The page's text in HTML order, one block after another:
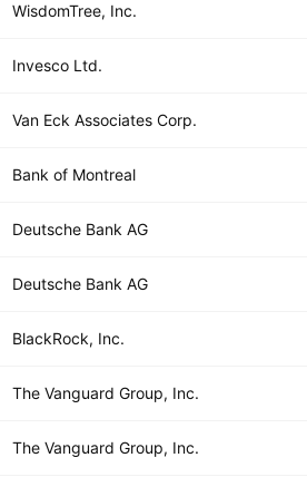
WisdomTree, Inc.
Invesco Ltd.
Van Eck Associates Corp.
Bank of Montreal
Deutsche Bank AG
Deutsche Bank AG
BlackRock, Inc.
The Vanguard Group, Inc.
The Vanguard Group, Inc.